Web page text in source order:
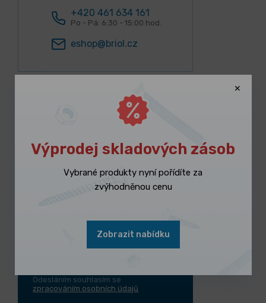
+420 461 634 161
Po - Pá: 6:30 - 15:00 hod.
eshop@briol.cz
Přihlásit se k odběru
novinek
a my vám budeme zasílat
informace o produktech
Přihlásit se
Odesláním souhlasím se
zpracováním osobních údajů
Výprodej skladových zásob
Vybrané produkty nyní pořídíte za
zvýhodněnou cenu
Zobrazit nabídku